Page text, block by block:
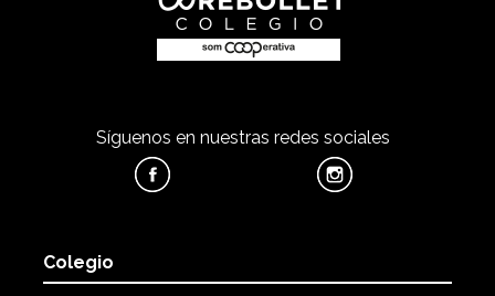
Síguenos en nuestras redes sociales
Colegio